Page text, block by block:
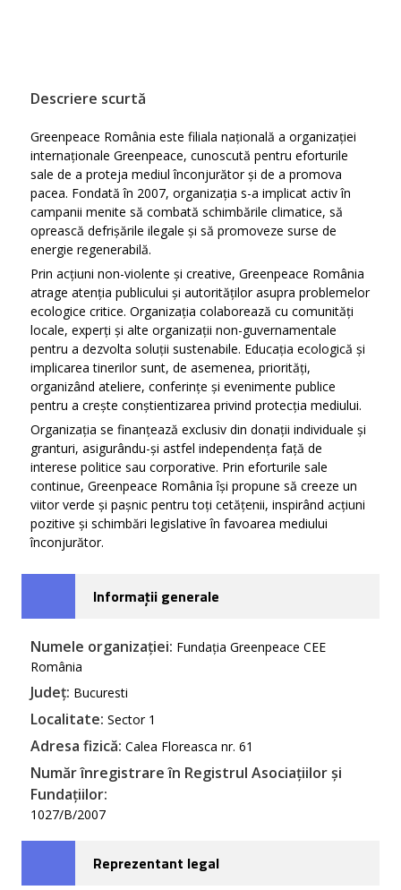
Descriere scurtă
Greenpeace România este filiala națională a organizației
internaționale Greenpeace, cunoscută pentru eforturile
sale de a proteja mediul înconjurător și de a promova
pacea. Fondată în 2007, organizația s-a implicat activ în
campanii menite să combată schimbările climatice, să
oprească defrișările ilegale și să promoveze surse de
energie regenerabilă.
Prin acțiuni non-violente și creative, Greenpeace România
atrage atenția publicului și autorităților asupra problemelor
ecologice critice. Organizația colaborează cu comunități
locale, experți și alte organizații non-guvernamentale
pentru a dezvolta soluții sustenabile. Educația ecologică și
implicarea tinerilor sunt, de asemenea, priorități,
organizând ateliere, conferințe și evenimente publice
pentru a crește conștientizarea privind protecția mediului.
Organizația se finanțează exclusiv din donații individuale și
granturi, asigurându-și astfel independența față de
interese politice sau corporative. Prin eforturile sale
continue, Greenpeace România își propune să creeze un
viitor verde și pașnic pentru toți cetățenii, inspirând acțiuni
pozitive și schimbări legislative în favoarea mediului
înconjurător.
Informații generale
Numele organizației: Fundația Greenpeace CEE
România
Județ: Bucuresti
Localitate: Sector 1
Adresa fizică: Calea Floreasca nr. 61
Număr înregistrare în Registrul Asociațiilor și
Fundațiilor:
1027/B/2007
Reprezentant legal